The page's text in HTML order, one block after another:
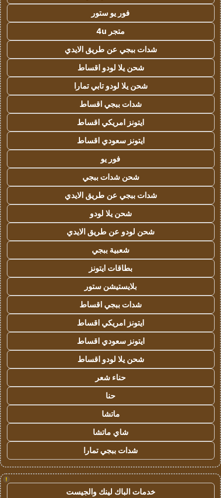
فور يو ستور
متجر 4u
شدات ببجي عن طريق الايدي
شحن يلا لودو اقساط
شحن يلا لودو تابي تمارا
شدات ببجي اقساط
ايتونز امريكي اقساط
ايتونز سعودي اقساط
فور يو
شحن شدات ببجي
شدات ببجي عن طريق الايدي
شحن يلا لودو
شحن لودو عن طريق الايدي
شعبية ببجي
بطاقات ايتونز
بلايستيشن ستور
شدات ببجي اقساط
ايتونز امريكي اقساط
ايتونز سعودي اقساط
شحن يلا لودو اقساط
حناء شعر
حنا
ماتشا
شاي ماتشا
شدات ببجي تمارا
!
خدمات الباك لينك والجيست